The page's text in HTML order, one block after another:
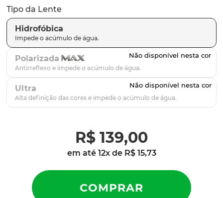
Tipo da Lente
Hidrofóbica
Polarizada
Ultra
R$ 139,00
em até 12x de R$ 15,73